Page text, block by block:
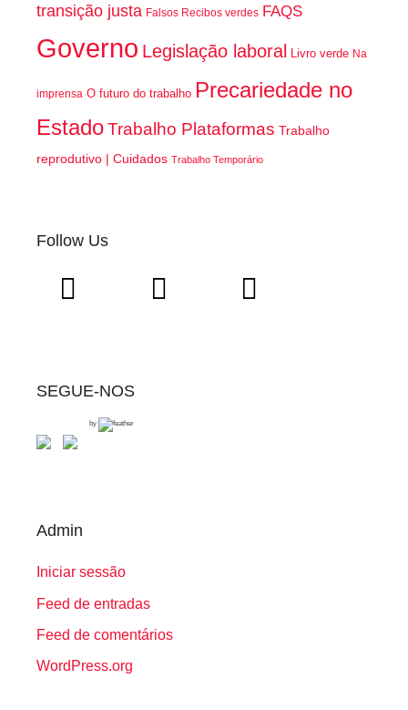
transição justa Falsos Recibos verdes FAQS
Governo Legislação laboral Livro verde Na
imprensa O futuro do trabalho Precariedade no
EstadoTrabalho Plataformas Trabalho
reprodutivo | Cuidados Trabalho Temporário
Follow Us
SEGUE-NOS
by
Admin
Iniciar sessão
Feed de entradas
Feed de comentários
WordPress.org